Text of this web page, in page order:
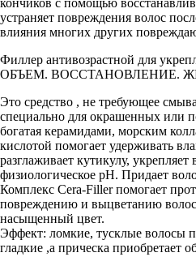
устраняет повреждения волос
влияния многих других
Филлер антивозрастной для
ОБЪЕМ. ВОССТАНОВЛЕНИЕ.
Это средство , не требующее
специально для окрашенных или
богатая керамидами, морским
кислотой помогает удерживать
разглаживает кутикулу,
физиологическое pH. Придает
Комплекс Cera-Filler помогает
повреждению и выцветанию
насыщенный цвет.
Эффект: ломкие, тусклые волосы
гладкие ,а прическа приобретает